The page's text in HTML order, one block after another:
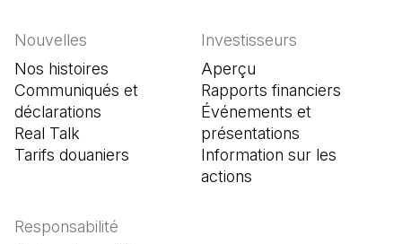
Nouvelles
Nos histoires
Communiqués et
déclarations
Real Talk
Tarifs douaniers
Investisseurs
Aperçu
Rapports financiers
Événements et
présentations
Information sur les
actions
Responsabilité